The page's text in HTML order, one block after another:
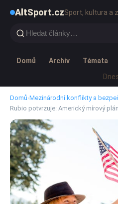
AltSport.czSport, kultura a
Domů Archiv Témata
Domů›Mezinárodní konflikty a
Rubio potvrzuje: Americký mírový